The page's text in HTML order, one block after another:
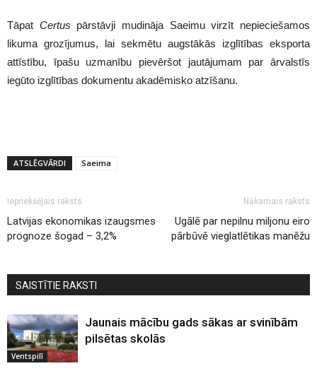
Tāpat Certus pārstāvji mudināja Saeimu virzīt nepieciešamos
likuma grozījumus, lai sekmētu augstākās izglītības eksporta
attīstību, īpašu uzmanību pievēršot jautājumam par ārvalstīs
iegūto izglītības dokumentu akadēmisko atzīšanu.
ATSLĒGVĀRDI Saeima
Iepriekšējais raksts
Latvijas ekonomikas izaugsmes
prognoze šogad – 3,2%
Nākamais raksts
Ugālē par nepilnu miljonu eiro
pārbūvē vieglatlētikas manēžu
SAISTĪTIE RAKSTI
Ventspilī
Jaunais mācību gads sākas ar svinībām
pilsētas skolās